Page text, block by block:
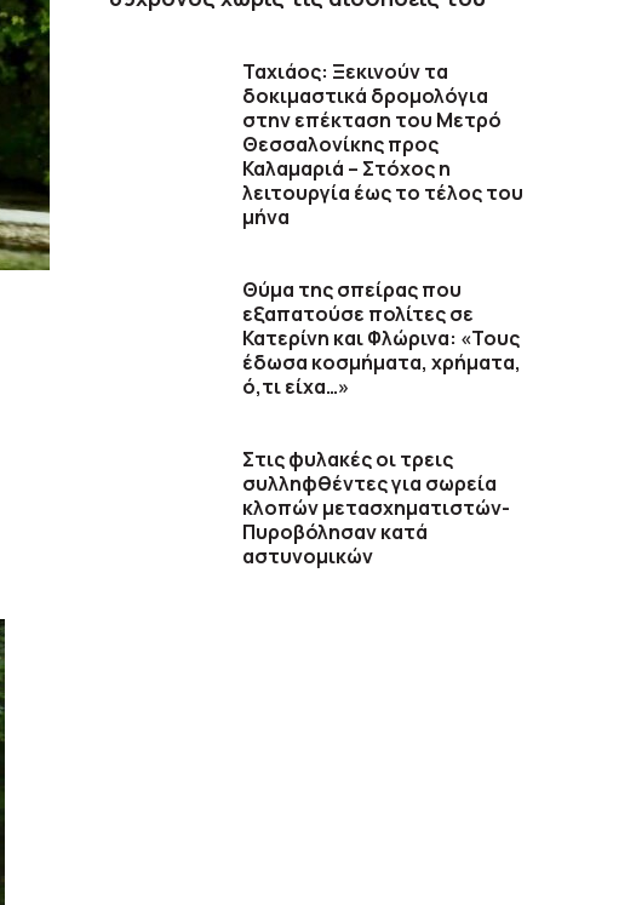
Ταχιάος: Ξεκινούν τα
δοκιμαστικά δρομολόγια
στην επέκταση του Μετρό
Θεσσαλονίκης προς
Καλαμαριά – Στόχος η
λειτουργία έως το τέλος του
μήνα
Θύμα της σπείρας που
εξαπατούσε πολίτες σε
Κατερίνη και Φλώρινα: «Τους
έδωσα κοσμήματα, χρήματα,
ό,τι είχα…»
Στις φυλακές οι τρεις
συλληφθέντες για σωρεία
κλοπών μετασχηματιστών-
Πυροβόλησαν κατά
αστυνομικών